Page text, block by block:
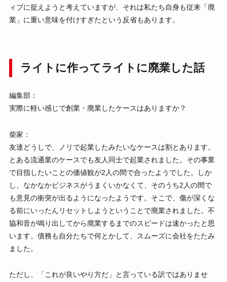
ィブに捉えようと考えていますが、それは私たち自身も従来「廃
業」に重い意味を付けすぎたという反省もあります。
ライトに作ってライトに廃業した話
編集部：
実際に軽い感じで創業・廃業したケースはありますか？
柴家：
友達どうしで、ノリで起業したみたいなケースは割とあります。
とある流通業のケースでも友人同士で起業されました。その事業
で目指したいことの価値観が2人の間で合ったようでした。しか
し、なかなかビジネスがうまくいかなくて、そのうち2人の間で
も意見の衝突が出るようになったようです。そこで、傷が深くな
る前にいったんリセットしようということで廃業されました。不
協和音が鳴り出してから廃業するまでのスピードは速かったと思
います。債務も自分たちで何とかして、スムーズに会社をたたみ
ました。
ただし、「これが良いやり方だ」と言っている訳ではありませ